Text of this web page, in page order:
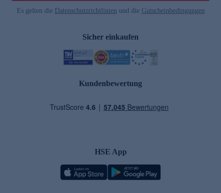
Es gelten die Datenschutzrichtlinien und die Gutscheinbedingungen
Sicher einkaufen
Kundenbewertung
HSE App